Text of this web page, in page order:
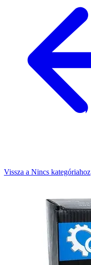
Vissza a Nincs kategóriahoz